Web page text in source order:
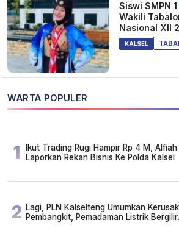
Siswi SMPN
Wakili
Nasional XII
KALSEL
WARTA POPULER
1
Ikut Trading Rugi Hampir Rp 4 M, Alfiah
Laporkan Rekan Bisnis Ke Polda Kalsel
2 Lagi, PLN Kalselteng Umumkan
Pembangkit, Pemadaman Listrik Bergilir